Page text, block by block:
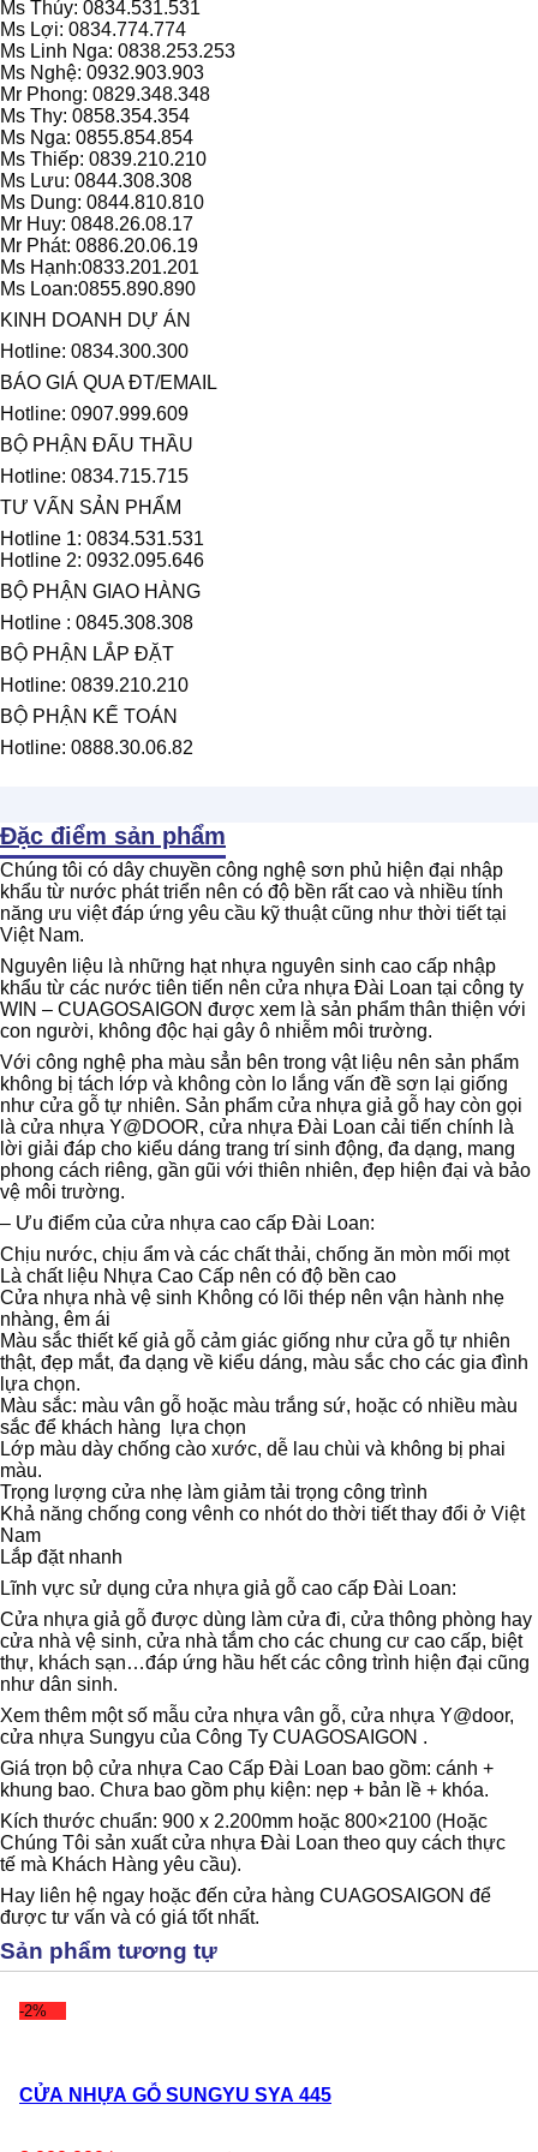
Ms Thúy: 0834.531.531
Ms Lợi: 0834.774.774
Ms Linh Nga: 0838.253.253
Ms Nghệ: 0932.903.903
Mr Phong: 0829.348.348
Ms Thy: 0858.354.354
Ms Nga: 0855.854.854
Ms Thiếp: 0839.210.210
Ms Lưu: 0844.308.308
Ms Dung: 0844.810.810
Mr Huy: 0848.26.08.17
Mr Phát: 0886.20.06.19
Ms Hạnh:0833.201.201
Ms Loan:0855.890.890
KINH DOANH DỰ ÁN
Hotline: 0834.300.300
BÁO GIÁ QUA ĐT/EMAIL
Hotline: 0907.999.609
BỘ PHẬN ĐẤU THẦU
Hotline: 0834.715.715
TƯ VẤN SẢN PHẨM
Hotline 1: 0834.531.531
Hotline 2: 0932.095.646
BỘ PHẬN GIAO HÀNG
Hotline : 0845.308.308
BỘ PHẬN LẮP ĐẶT
Hotline: 0839.210.210
BỘ PHẬN KẾ TOÁN
Hotline: 0888.30.06.82
Đặc điểm sản phẩm
Chúng tôi có dây chuyền công nghệ sơn phủ hiện đại nhập
khẩu từ nước phát triển nên có độ bền rất cao và nhiều tính
năng ưu việt đáp ứng yêu cầu kỹ thuật cũng như thời tiết tại
Việt Nam.
Nguyên liệu là những hạt nhựa nguyên sinh cao cấp nhập
khẩu từ các nước tiên tiến nên cửa nhựa Đài Loan tại công ty
WIN – CUAGOSAIGON được xem là sản phẩm thân thiện với
con người, không độc hại gây ô nhiễm môi trường.
Với công nghệ pha màu sẳn bên trong vật liệu nên sản phẩm
không bị tách lớp và không còn lo lắng vấn đề sơn lại giống
như cửa gỗ tự nhiên. Sản phẩm cửa nhựa giả gỗ hay còn gọi
là cửa nhựa Y@DOOR, cửa nhựa Đài Loan cải tiến chính là
lời giải đáp cho kiểu dáng trang trí sinh động, đa dạng, mang
phong cách riêng, gần gũi với thiên nhiên, đẹp hiện đại và bảo
vệ môi trường.
– Ưu điểm của cửa nhựa cao cấp Đài Loan:
Chịu nước, chịu ẩm và các chất thải, chống ăn mòn mối mọt
Là chất liệu Nhựa Cao Cấp nên có độ bền cao
Cửa nhựa nhà vệ sinh Không có lõi thép nên vận hành nhẹ
nhàng, êm ái
Màu sắc thiết kế giả gỗ cảm giác giống như cửa gỗ tự nhiên
thật, đẹp mắt, đa dạng về kiểu dáng, màu sắc cho các gia đình
lựa chọn.
Màu sắc: màu vân gỗ hoặc màu trắng sứ, hoặc có nhiều màu
sắc để khách hàng lựa chọn
Lớp màu dày chống cào xước, dễ lau chùi và không bị phai
màu.
Trọng lượng cửa nhẹ làm giảm tải trọng công trình
Khả năng chống cong vênh co nhót do thời tiết thay đổi ở Việt
Nam
Lắp đặt nhanh
Lĩnh vực sử dụng cửa nhựa giả gỗ cao cấp Đài Loan:
Cửa nhựa giả gỗ được dùng làm cửa đi, cửa thông phòng hay
cửa nhà vệ sinh, cửa nhà tắm cho các chung cư cao cấp, biệt
thự, khách sạn…đáp ứng hầu hết các công trình hiện đại cũng
như dân sinh.
Xem thêm một số mẫu cửa nhựa vân gỗ, cửa nhựa Y@door,
cửa nhựa Sungyu của Công Ty CUAGOSAIGON .
Giá trọn bộ cửa nhựa Cao Cấp Đài Loan bao gồm: cánh +
khung bao. Chưa bao gồm phụ kiện: nẹp + bản lề + khóa.
Kích thước chuẩn: 900 x 2.200mm hoặc 800×2100 (Hoặc
Chúng Tôi sản xuất cửa nhựa Đài Loan theo quy cách thực
tế mà Khách Hàng yêu cầu).
Hay liên hệ ngay hoặc đến cửa hàng CUAGOSAIGON để
được tư vấn và có giá tốt nhất.
Sản phẩm tương tự
-2%
CỬA NHỰA GỖ SUNGYU SYA 445